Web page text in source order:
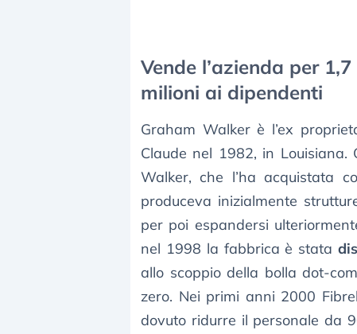
Vende l’azienda per
milioni ai dipendenti
Graham Walker è l’ex
Claude nel 1982, in
Walker, che l’ha acquistata
produceva inizialmente
per poi espandersi
nel 1998 la fabbrica è stata
allo scoppio della bolla dot-
zero. Nei primi anni 2000
dovuto ridurre il personale da